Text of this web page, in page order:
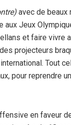
avec de beaux
aux Jeux
et faire vivre
projecteurs
Tout
pour reprendre
en faveur